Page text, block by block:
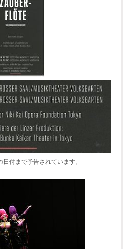
付まで予告されています。